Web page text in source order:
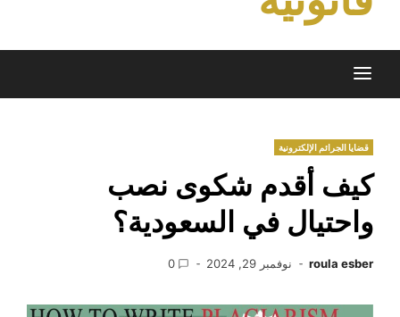
قضايا الجرائم الإلكترونية
كيف أقدم شكوى نصب
واحتيال في السعودية؟
roula esber نوفمبر 29, 2024 0